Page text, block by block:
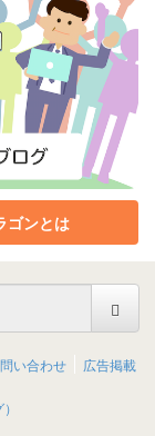
ゴンとは
問い合わせ 広告掲載